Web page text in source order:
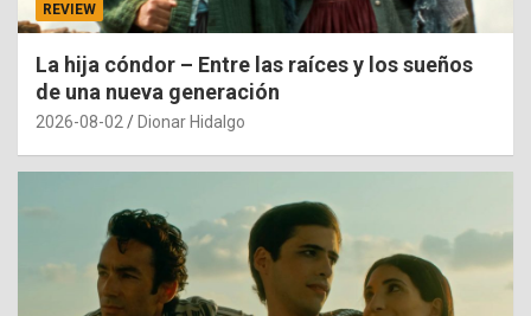
REVIEW
La hija cóndor – Entre las raíces y los sueños
de una nueva generación
2026-08-02 Dionar Hidalgo